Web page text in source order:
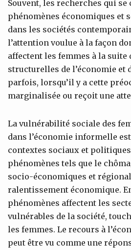
Souvent, les recherches qui
phénomènes économiques et
dans les sociétés
l’attention voulue à la façon
affectent les femmes à la
structurelles de l’économie et
parfois, lorsqu’il y a cette
marginalisée ou reçoit une
La vulnérabilité sociale des
dans l’économie informelle
contextes sociaux et
phénomènes tels que le
socio-économiques et
ralentissement économique.
phénomènes affectent les
vulnérables de la société,
les femmes. Le recours à
peut être vu comme une